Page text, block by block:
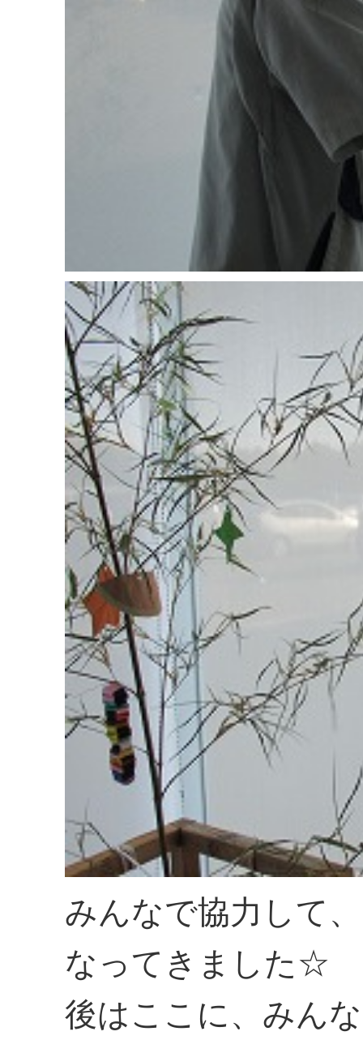
みんなで協力して
なってきました☆
後はここに、みん